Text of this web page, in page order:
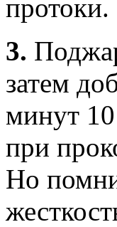
протоки.
3.
затем
минут
при
Но